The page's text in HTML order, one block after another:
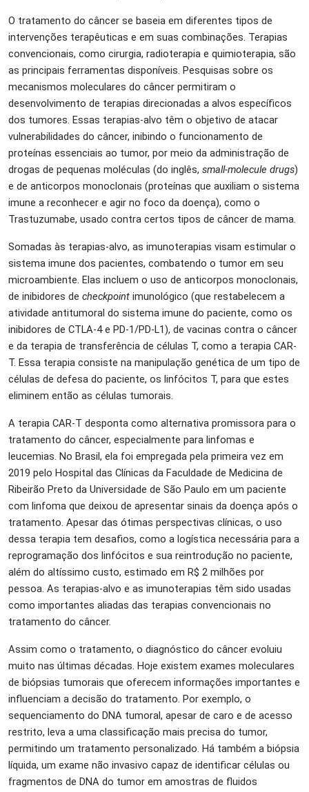
O tratamento do câncer se baseia em diferentes tipos de
intervenções terapêuticas e em suas combinações. Terapias
convencionais, como cirurgia, radioterapia e quimioterapia, são
as principais ferramentas disponíveis. Pesquisas sobre os
mecanismos moleculares do câncer permitiram o
desenvolvimento de terapias direcionadas a alvos específicos
dos tumores. Essas terapias-alvo têm o objetivo de atacar
vulnerabilidades do câncer, inibindo o funcionamento de
proteínas essenciais ao tumor, por meio da administração de
drogas de pequenas moléculas (do inglês, small-molecule drugs)
e de anticorpos monoclonais (proteínas que auxiliam o sistema
imune a reconhecer e agir no foco da doença), como o
Trastuzumabe, usado contra certos tipos de câncer de mama.
Somadas às terapias-alvo, as imunoterapias visam estimular o
sistema imune dos pacientes, combatendo o tumor em seu
microambiente. Elas incluem o uso de anticorpos monoclonais,
de inibidores de checkpoint imunológico (que restabelecem a
atividade antitumoral do sistema imune do paciente, como os
inibidores de CTLA-4 e PD-1/PD-L1), de vacinas contra o câncer
e da terapia de transferência de células T, como a terapia CAR-
T. Essa terapia consiste na manipulação genética de um tipo de
células de defesa do paciente, os linfócitos T, para que estes
eliminem então as células tumorais.
A terapia CAR-T desponta como alternativa promissora para o
tratamento do câncer, especialmente para linfomas e
leucemias. No Brasil, ela foi empregada pela primeira vez em
2019 pelo Hospital das Clínicas da Faculdade de Medicina de
Ribeirão Preto da Universidade de São Paulo em um paciente
com linfoma que deixou de apresentar sinais da doença após o
tratamento. Apesar das ótimas perspectivas clínicas, o uso
dessa terapia tem desafios, como a logística necessária para a
reprogramação dos linfócitos e sua reintrodução no paciente,
além do altíssimo custo, estimado em R$ 2 milhões por
pessoa. As terapias-alvo e as imunoterapias têm sido usadas
como importantes aliadas das terapias convencionais no
tratamento do câncer.
Assim como o tratamento, o diagnóstico do câncer evoluiu
muito nas últimas décadas. Hoje existem exames moleculares
de biópsias tumorais que oferecem informações importantes e
influenciam a decisão do tratamento. Por exemplo, o
sequenciamento do DNA tumoral, apesar de caro e de acesso
restrito, leva a uma classificação mais precisa do tumor,
permitindo um tratamento personalizado. Há também a biópsia
líquida, um exame não invasivo capaz de identificar células ou
fragmentos de DNA do tumor em amostras de fluidos